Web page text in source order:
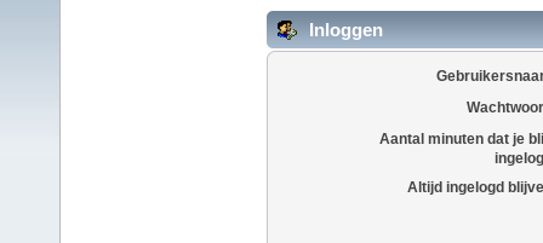
Inloggen
Aantal minuten dat je
Altijd ingelogd